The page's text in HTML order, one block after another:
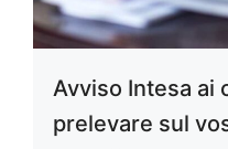
Avviso Intesa ai
prelevare sul